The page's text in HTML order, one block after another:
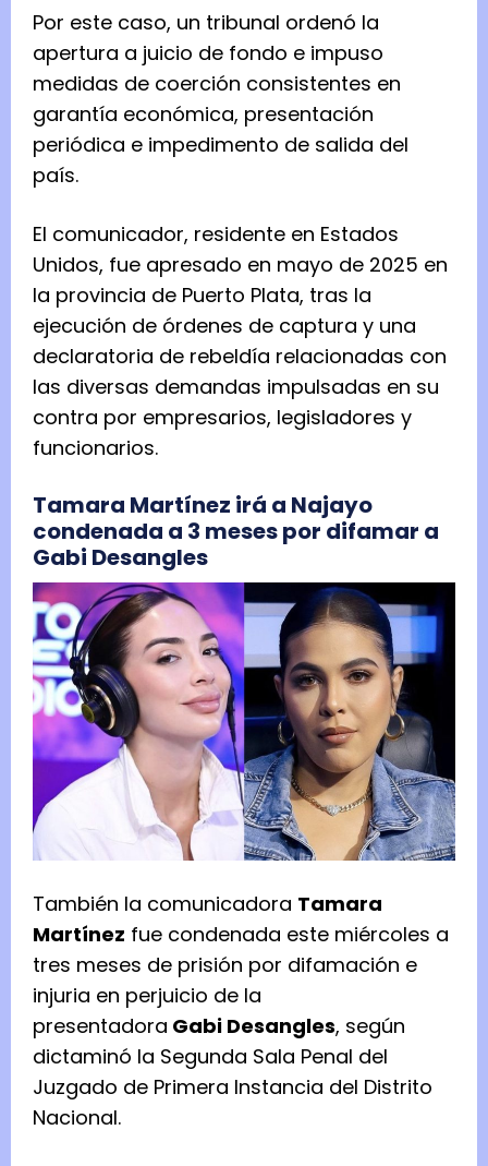
Por este caso, un tribunal ordenó la
apertura a juicio de fondo e impuso
medidas de coerción consistentes en
garantía económica, presentación
periódica e impedimento de salida del
país.
El comunicador, residente en Estados
Unidos, fue apresado en mayo de 2025 en
la provincia de Puerto Plata, tras la
ejecución de órdenes de captura y una
declaratoria de rebeldía relacionadas con
las diversas demandas impulsadas en su
contra por empresarios, legisladores y
funcionarios.
Tamara Martínez irá a Najayo
condenada a 3 meses por difamar a
Gabi Desangles
También la comunicadora Tamara
Martínez fue condenada este miércoles a
tres meses de prisión por difamación e
injuria en perjuicio de la
presentadora Gabi Desangles, según
dictaminó la Segunda Sala Penal del
Juzgado de Primera Instancia del Distrito
Nacional.